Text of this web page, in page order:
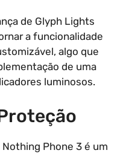
de Glyph Lights
a funcionalidade
algo que
de uma
luminosos.
Phone 3 é um